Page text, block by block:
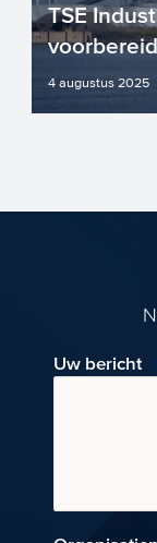
TSE
4 augustus 2025
reductie
Uw bericht